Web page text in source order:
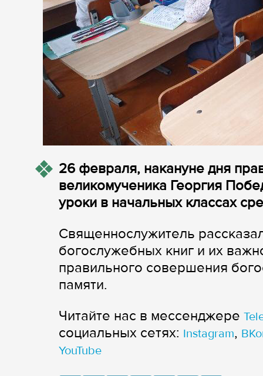
26 февраля, накануне дня
великомученика Георгия
уроки в начальных классах
Священнослужитель
богослужебных книг и их
правильного совершения
памяти.
Читайте нас в мессенджере
cоциальных сетях: Instagram,
YouTube